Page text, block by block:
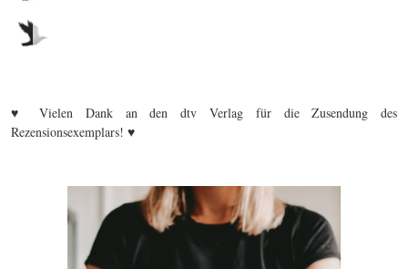
♥ Vielen Dank an den dtv Verlag für die Zusendung des
Rezensionsexemplars! ♥